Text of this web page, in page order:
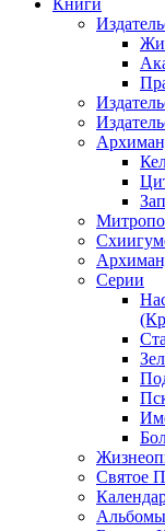
Книги
Серии
Святое
Альбомы